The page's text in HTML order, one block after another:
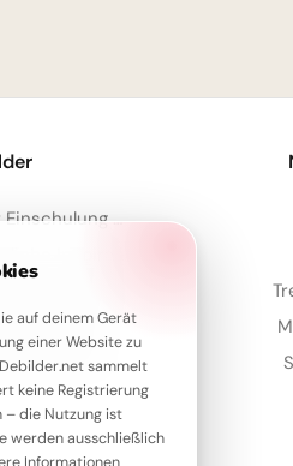
auf deinem Gerät
einer Website zu
sammelt
keine Registrierung
– die Nutzung ist
werden ausschließlich
Motivierende Bilder zur Einschulung mit Familienliebe – Herzlich für WhatsApp
Ich liebe meine Mama: Ein emotionaler Schulstart-Gruß für WhatsApp!
So süß! Eine Mama-Liebeserklärung zum Schulstart für Instagram